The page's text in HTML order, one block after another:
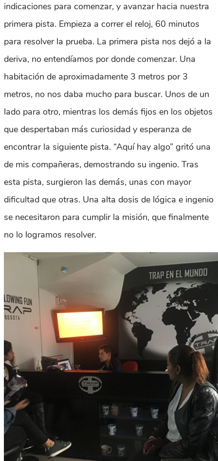
indicaciones para comenzar, y avanzar hacia nuestra
primera pista. Empieza a correr el reloj, 60 minutos
para resolver la prueba. La primera pista nos dejó a la
deriva, no entendíamos por donde comenzar. Una
habitación de aproximadamente 3 metros por 3
metros, no nos daba mucho para buscar. Unos de un
lado para otro, mientras los demás fijos en los objetos
que despertaban más curiosidad y esperanza de
encontrar la siguiente pista. “Aquí hay algo” gritó una
de mis compañeras, demostrando su ingenio. Tras
esta pista, surgieron las demás, unas con mayor
dificultad que otras. Una alta dosis de lógica e ingenio
se necesitaron para cumplir la misión, que finalmente
no lo logramos resolver.